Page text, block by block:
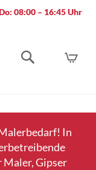
08:00 – 16:45 Uhr
In
Gipser